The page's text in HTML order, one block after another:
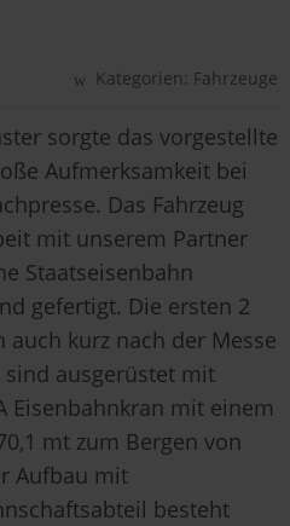
Kategorien: Fahrzeuge
sorgte das vorgestellte
Aufmerksamkeit bei
Das Fahrzeug
mit unserem Partner
Staatseisenbahn
gefertigt. Die ersten 2
auch kurz nach der Messe
sind ausgerüstet mit
Eisenbahnkran mit einem
mt zum Bergen von
Aufbau mit
besteht